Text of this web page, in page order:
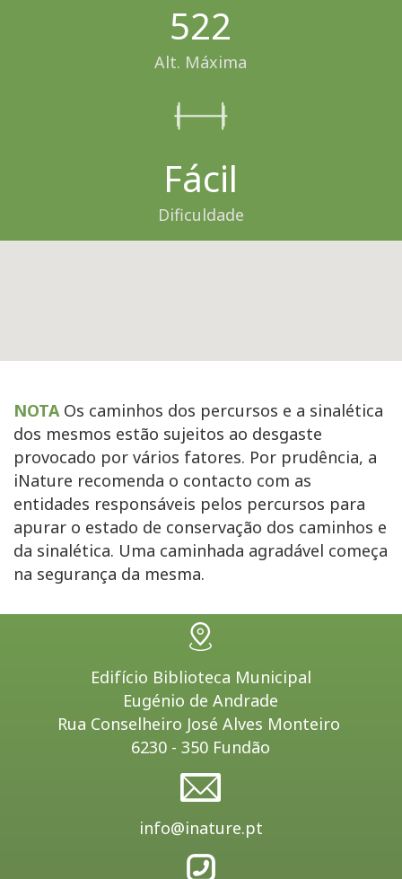
522
Alt. Máxima
Fácil
Dificuldade
NOTAOs caminhos dos percursos e a sinalética
dos mesmos estão sujeitos ao desgaste
provocado por vários fatores. Por prudência, a
iNature recomenda o contacto com as
entidades responsáveis pelos percursos para
apurar o estado de conservação dos caminhos e
da sinalética. Uma caminhada agradável começa
na segurança da mesma.
Edifício Biblioteca Municipal
Eugénio de Andrade
Rua Conselheiro José Alves Monteiro
6230 - 350 Fundão
info@inature.pt